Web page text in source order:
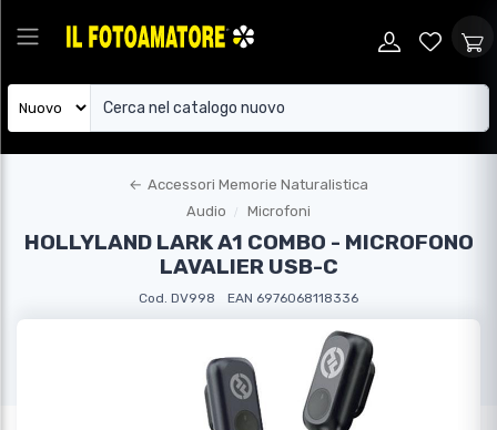
← Accessori Memorie Naturalistica
Audio
Microfoni
HOLLYLAND LARK A1 COMBO - MICROFONO
LAVALIER USB-C
Cod. DV998 EAN 6976068118336